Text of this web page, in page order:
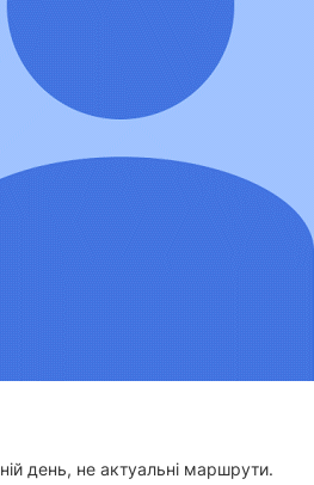
день, не актуальні маршрути.